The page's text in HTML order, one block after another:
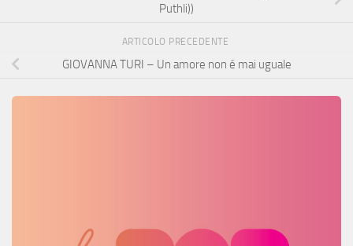
Puthli))
ARTICOLO PRECEDENTE
GIOVANNA TURI – Un amore non é mai uguale